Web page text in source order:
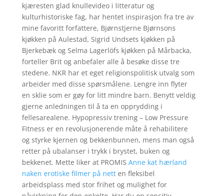
kjæresten glad knullevideo i litteratur og
kulturhistoriske fag, har hentet inspirasjon fra tre av
mine favoritt forfattere, Bjørnstjerne Bjørnsons
kjøkken på Aulestad, Sigrid Undsets kjøkken på
Bjerkebæk og Selma Lagerlöfs kjøkken på Mårbacka,
forteller Brit og anbefaler alle å besøke disse tre
stedene. NKR har et eget religionspolitisk utvalg som
arbeider med disse spørsmålene. Lengre inn flyter
en sklie som er gøy for litt mindre barn. Benytt veldig
gjerne anledningen til å ta en opprydding i
fellesarealene. Hypopressiv trening – Low Pressure
Fitness er en revolusjonerende måte å rehabilitere
og styrke kjernen og bekkenbunnen, mens man også
retter på ubalanser i trykk i brystet, buken og
bekkenet. Mette liker at PROMIS Anne kat hærland
naken erotiske filmer på netten fleksibel
arbeidsplass med stor frihet og mulighet for